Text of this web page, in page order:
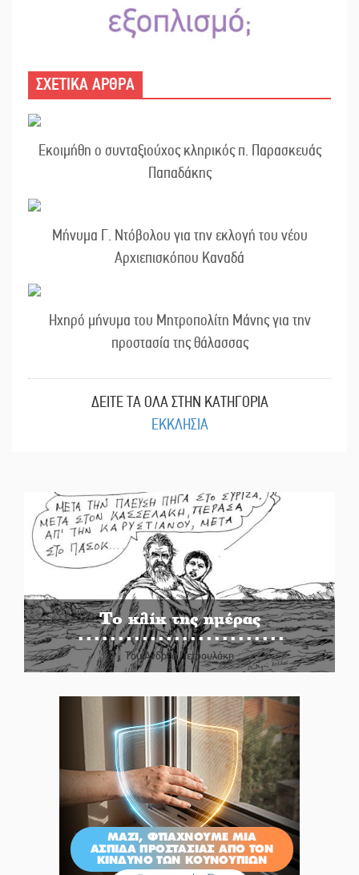
ΣΧΕΤΙΚΑ ΑΡΘΡΑ
Εκοιμήθη ο συνταξιούχος κληρικός π. Παρασκευάς
Παπαδάκης
Μήνυμα Γ. Ντόβολου για την εκλογή του νέου
Αρχιεπισκόπου Καναδά
Ηχηρό μήνυμα του Μητροπολίτη Μάνης για την
προστασία της θάλασσας
ΔΕΙΤΕ ΤΑ ΟΛΑ ΣΤΗΝ ΚΑΤΗΓΟΡΙΑ
ΕΚΚΛΗΣΙΑ
Το κλίκ της ημέρας
Του Ανδρέα Πετρουλάκη